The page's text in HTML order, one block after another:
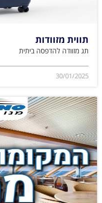
תווית מזוודות
תג מזוודה להדפסה ביתית
30/01/2025